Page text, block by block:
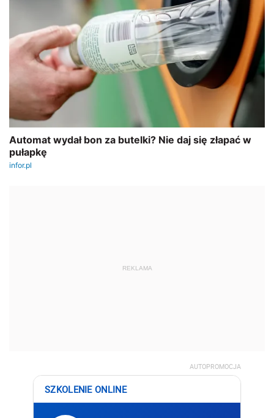
REKLAMA
AUTOPROMOCJA
SZKOLENIE ONLINE